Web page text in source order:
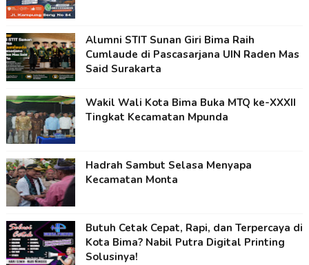
Alumni STIT Sunan Giri Bima Raih
Cumlaude di Pascasarjana UIN Raden Mas
Said Surakarta
Wakil Wali Kota Bima Buka MTQ ke-XXXII
Tingkat Kecamatan Mpunda
Hadrah Sambut Selasa Menyapa
Kecamatan Monta
Butuh Cetak Cepat, Rapi, dan Terpercaya di
Kota Bima? Nabil Putra Digital Printing
Solusinya!